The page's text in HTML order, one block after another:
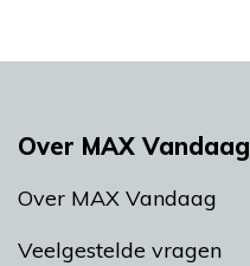
Over MAX Vandaag
Over MAX Vandaag
Veelgestelde vragen